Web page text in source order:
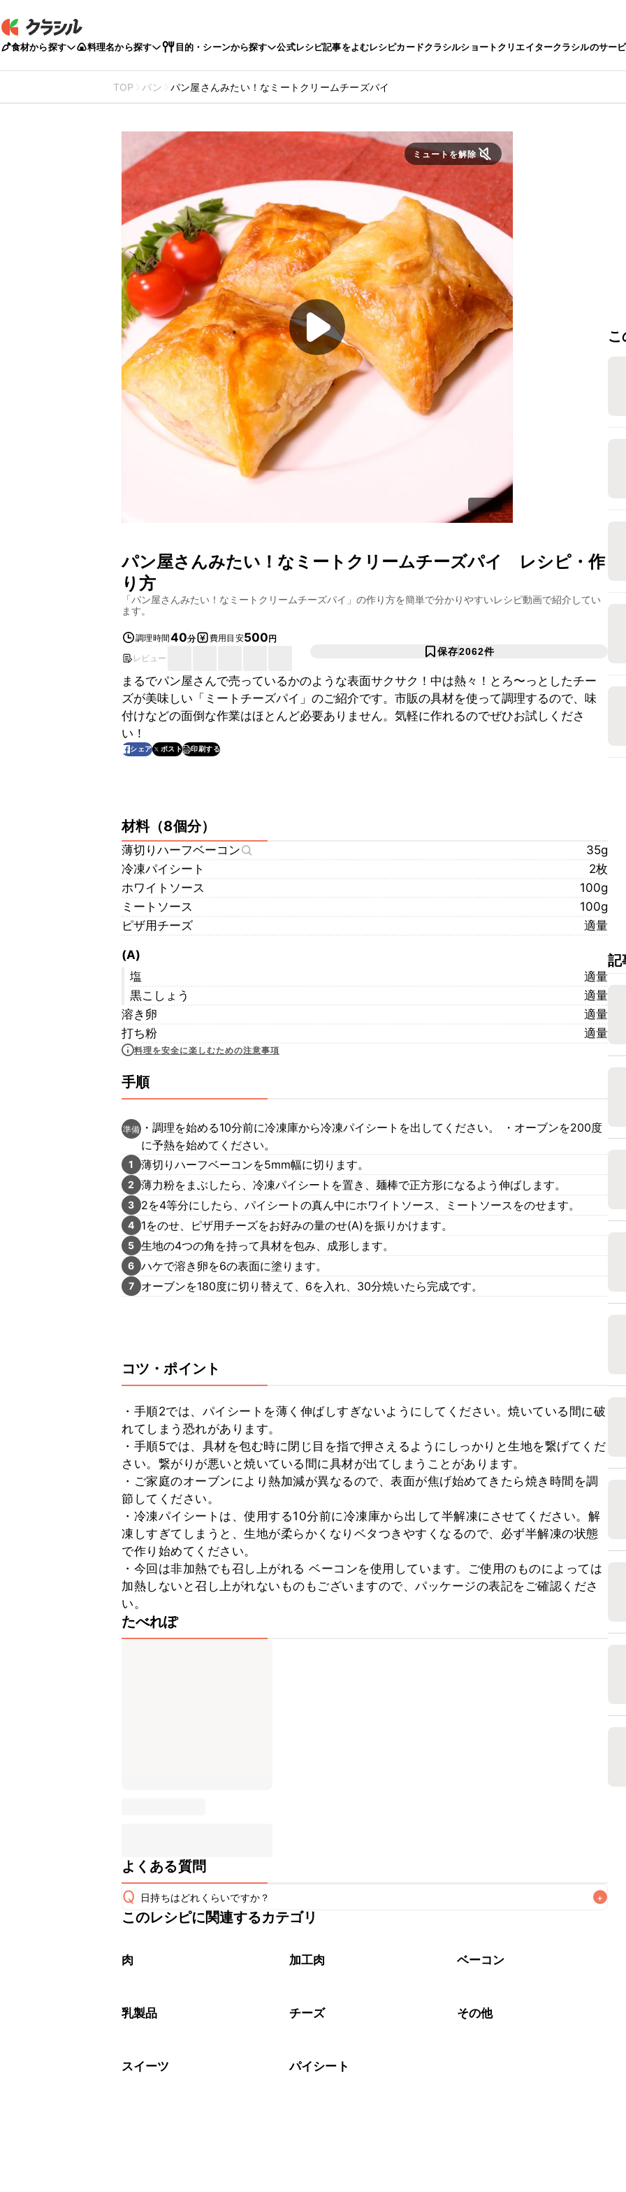
食材から探す 料理名から探す 目的・シーンから探す 公式レシピ記事をよむレシピカードクラシルショートクリエイタークラシルのサー
TOP パン パン屋さんみたい！なミートクリームチーズパイ
ミュートを解除
パン屋さんみたい！なミートクリームチーズパイ
レシピ・作
り方
「パン屋さんみたい！なミートクリームチーズパイ 」の作り方を簡単で分かりやすいレシピ動画で紹介してい
ます。
調理時間40分 費用目安500円
レビュー
保存2062件
まるでパン屋さんで売っているかのような表面サクサク！中は熱々！とろ〜っとしたチー
ズが美味しい「ミートチーズパイ」のご紹介です。市販の具材を使って調理するので、味
付けなどの面倒な作業はほとんど必要ありません。気軽に作れるのでぜひお試しくださ
い！
シェア ポスト 印刷する
材料（8個分）
薄切りハーフベーコン
35g
冷凍パイシート
2枚
ホワイトソース
100g
ミートソース
100g
ピザ用チーズ
適量
(A)
塩
適量
黒こしょう
適量
溶き卵
適量
打ち粉
適量
料理を安全に楽しむための注意事項
手順
準備 ・調理を始める10分前に冷凍庫から冷凍パイシートを出してください。 ・オーブンを200度
に予熱を始めてください。
1 薄切りハーフベーコンを5mm幅に切ります。
2 薄力粉をまぶしたら、冷凍パイシートを置き、麺棒で正方形になるよう伸ばします。
3 2を4等分にしたら、パイシートの真ん中にホワイトソース、ミートソースをのせます。
4 1をのせ、ピザ用チーズをお好みの量のせ(A)を振りかけます。
5 生地の4つの角を持って具材を包み、成形します。
6 ハケで溶き卵を6の表面に塗ります。
7 オーブンを180度に切り替えて、6を入れ、30分焼いたら完成です。
コツ・ポイント
・手順2では、パイシートを薄く伸ばしすぎないようにしてください。焼いている間に破
れてしまう恐れがあります。
・手順5では、具材を包む時に閉じ目を指で押さえるようにしっかりと生地を繋げてくだ
さい。繋がりが悪いと焼いている間に具材が出てしまうことがあります。
・ご家庭のオーブンにより熱加減が異なるので、表面が焦げ始めてきたら焼き時間を調
節してください。
・冷凍パイシートは、使用する10分前に冷凍庫から出して半解凍にさせてください。解
凍しすぎてしまうと、生地が柔らかくなりベタつきやすくなるので、必ず半解凍の状態
で作り始めてください。
・今回は非加熱でも召し上がれる ベーコンを使用しています。ご使用のものによっては
加熱しないと召し上がれないものもございますので、パッケージの表記をご確認くださ
い。
たべれぽ
よくある質問
Q 日持ちはどれくらいですか？ +
保存期間は冷蔵で翌日中が目安です。なるべくお早めにお召し上がりください。
このレシピに関連するカテゴリ
肉 加工肉 ベーコン
乳製品 チーズ その他
スイーツ パイシート
記